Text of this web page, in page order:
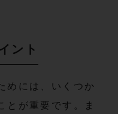
ント
めには、いくつか
とが重要です。ま